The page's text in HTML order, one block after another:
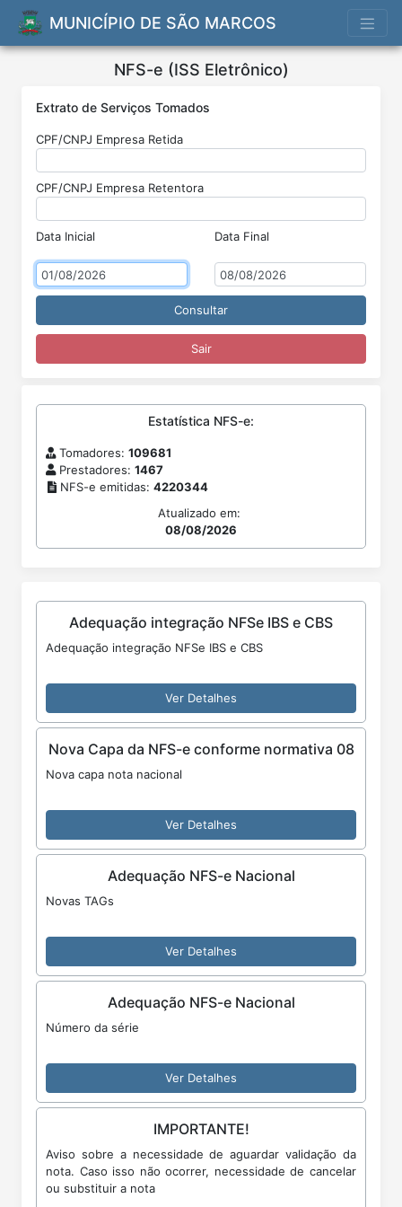
MUNICÍPIO DE SÃO MARCOS
Fiscal
NFS-e (ISS Eletrônico)
Extrato de Serviços Tomados
CPF/CNPJ Empresa Retida
CPF/CNPJ Empresa Retentora
Data Inicial Data Final
Estatística NFS-e:
Tomadores: 109681
Prestadores: 1467
NFS-e emitidas: 4220344
Atualizado em:
08/08/2026
Adequação integração NFSe IBS e CBS
Adequação integração NFSe IBS e CBS
Ver Detalhes
Nova Capa da NFS-e conforme normativa 08
Nova capa nota nacional
Ver Detalhes
Adequação NFS-e Nacional
Novas TAGs
Ver Detalhes
Adequação NFS-e Nacional
Número da série
Ver Detalhes
IMPORTANTE!
Aviso sobre a necessidade de aguardar validação da
nota. Caso isso não ocorrer, necessidade de cancelar
ou substituir a nota